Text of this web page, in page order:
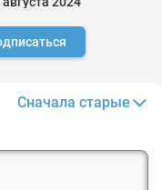
Сначала старые